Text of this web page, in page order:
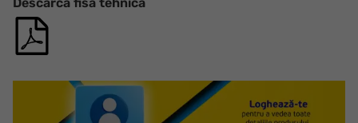
Descarca fisa tehnica